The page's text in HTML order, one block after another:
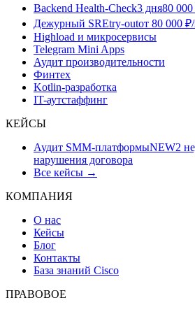
Backend Health-Check3 дня80
Дежурный SREtry-outот 80 000
Highload и микросервисы
Telegram Mini Apps
Аудит производительности
Финтех
Kotlin-разработка
IT-аутстаффинг
КЕЙСЫ
Аудит SMM-платформыNEW2
нарушения договора
Все кейсы →
КОМПАНИЯ
О нас
Кейсы
Блог
Контакты
База знаний Cisco
ПРАВОВОЕ